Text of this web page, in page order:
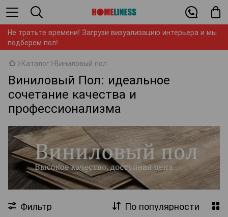
Не тратьте времени! Загрузи визуализацию интерьера и мы
подберем пол!
Каталог Виниловый пол
Виниловый Пол: идеальное
сочетание качества и
профессионализма
Фильтр По популярности